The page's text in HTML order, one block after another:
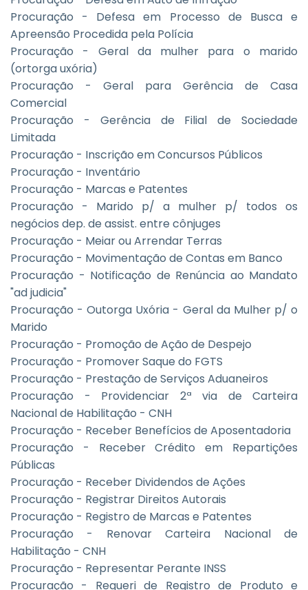
Procuração - Defesa em Processo de Busca e
Apreensão Procedida pela Polícia
Procuração - Geral da mulher para o marido
(ortorga uxória)
Procuração - Geral para Gerência de Casa
Comercial
Procuração - Gerência de Filial de Sociedade
Limitada
Procuração - Inscrição em Concursos Públicos
Procuração - Inventário
Procuração - Marcas e Patentes
Procuração - Marido p/ a mulher p/ todos os
negócios dep. de assist. entre cônjuges
Procuração - Meiar ou Arrendar Terras
Procuração - Movimentação de Contas em Banco
Procuração - Notificação de Renúncia ao Mandato
"ad judicia"
Procuração - Outorga Uxória - Geral da Mulher p/ o
Marido
Procuração - Promoção de Ação de Despejo
Procuração - Promover Saque do FGTS
Procuração - Prestação de Serviços Aduaneiros
Procuração - Providenciar 2ª via de Carteira
Nacional de Habilitação - CNH
Procuração - Receber Benefícios de Aposentadoria
Procuração - Receber Crédito em Repartições
Públicas
Procuração - Receber Dividendos de Ações
Procuração - Registrar Direitos Autorais
Procuração - Registro de Marcas e Patentes
Procuração - Renovar Carteira Nacional de
Habilitação - CNH
Procuração - Representar Perante INSS
Procuração - Requeri de Registro de Produto e